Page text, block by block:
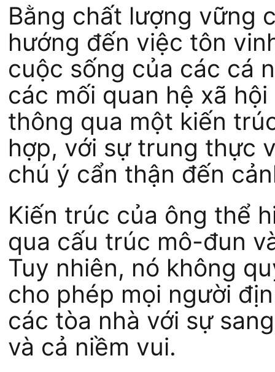
Bằng chất lượng vững
hướng đến việc tôn
cuộc sống của các cá
các mối quan hệ xã
thông qua một kiến
hợp, với sự trung thực
chú ý cẩn thận đến
Kiến trúc của ông thể
qua cấu trúc mô-đun
Tuy nhiên, nó không
cho phép mọi người
các tòa nhà với sự
và cả niềm vui.